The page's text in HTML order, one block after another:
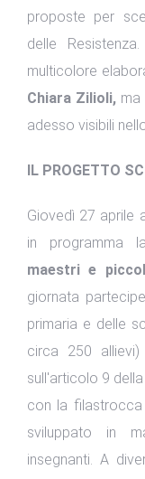
proposte per
delle
multicolore
Chiara Zilioli,ma
adesso visibili
IL PROGETTO
Giovedì 27 aprile
in programma
maestri e
giornata
primaria e delle
circa 250
sull'articolo 9
con la
sviluppato in
insegnanti. A